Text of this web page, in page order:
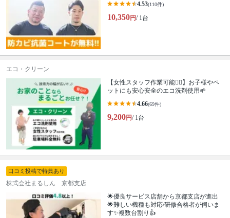
4.53(110件)
10,350円/ 1台
エコ・クリーン
【女性スタッフ作業可能🙆‍♀️】お子様やペ
ットにも安心安全のエコ洗剤使用🌱
4.66(69件)
9,200円/ 1台
口コミ投稿で特典あり
株式会社まるしん 京都支店
🌟優良サービス店舗から京都支店が進出
🌟難しい機種も対応/研修合格者が伺いま
す✨複数台割り👍